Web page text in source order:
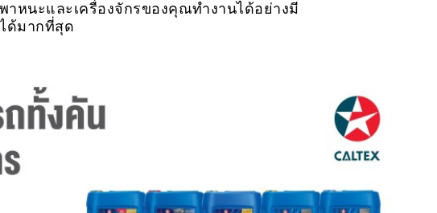
หนะและเครื่องจักรของคุณทำงานได้อย่างมี
ด้มากที่สุด